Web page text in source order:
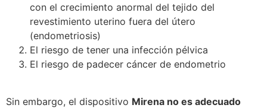
con el crecimiento anormal del tejido del
revestimiento uterino fuera del útero
(endometriosis)
El riesgo de tener una infección pélvica
El riesgo de padecer cáncer de endometrio
Sin embargo, el dispositivo Mirena no es adecuado